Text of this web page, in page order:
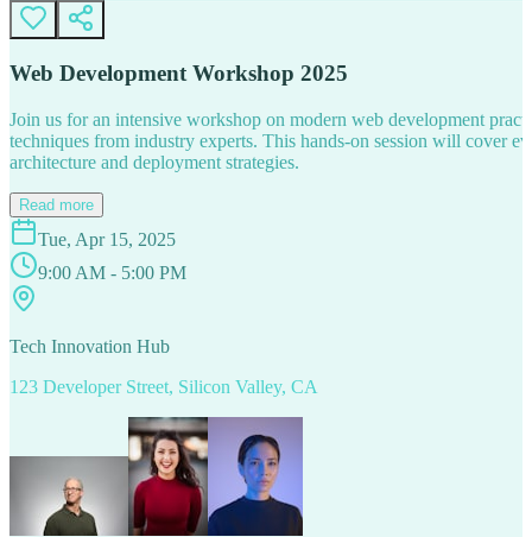
Web Development Workshop 2025
Join us for an intensive workshop on modern web development
techniques from industry experts. This hands-on session will cover
architecture and deployment strategies.
Read more
Tue, Apr 15, 2025
9:00 AM - 5:00 PM
Tech Innovation Hub
123 Developer Street, Silicon Valley, CA